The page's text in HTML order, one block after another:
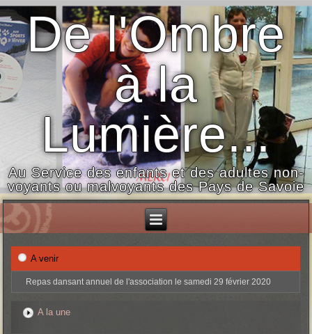
De l'Ombre
à la
Lumière...
Au Service des enfants et des adultes non-
voyants ou malvoyants des Pays de Savoie
A venir
Repas dansant annuel de l'association le samedi 29 février 2020
A la une